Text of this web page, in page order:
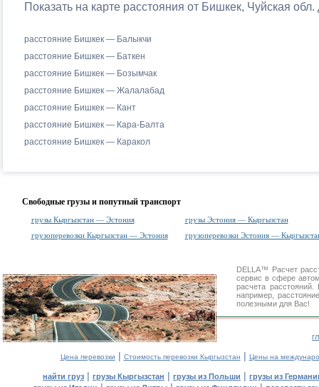
Показать на карте расстояния от Бишкек, Чуйская
расстояние Бишкек — Балыкчи
расстояние Бишкек — Баткен
расстояние Бишкек — Бозымчак
расстояние Бишкек — Жалалабад
расстояние Бишкек — Кант
расстояние Бишкек — Кара-Балта
расстояние Бишкек — Каракол
Свободные грузы и попутный транспорт
грузы Кыргызстан — Эстония
грузы Эстония — Кыргызстан
грузоперевозки Кыргызстан — Эстония
грузоперевозки Эстония —
DELLA™ Расчет
сервис в сфере
расчета
например,
полезными для Вас!
Цена перевозки | Стоимость перевозки Кыргызстан | Цены на
найти груз | грузы Кыргызстан | грузы из Польши | грузы из